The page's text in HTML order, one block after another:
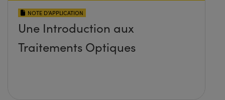
NOTE D’APPLICATION
Une Introduction aux
Traitements Optiques